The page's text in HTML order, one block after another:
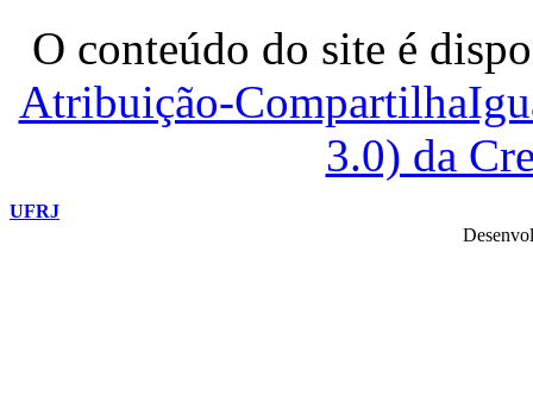
O conteúdo do site é
Atribuição-
3.0) da
UFRJ